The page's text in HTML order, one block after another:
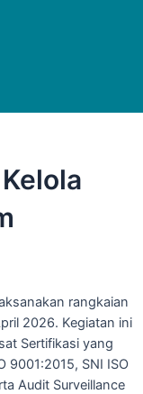
rangkaian
2026. Kegiatan ini
Sertifikasi yang
9001:2015, SNI ISO
Audit Surveillance